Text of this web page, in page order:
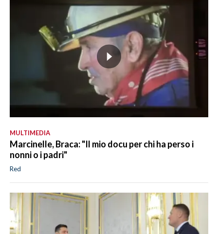
MULTIMEDIA
Marcinelle, Braca: "Il mio docu per chi ha perso i
nonni o i padri"
Red